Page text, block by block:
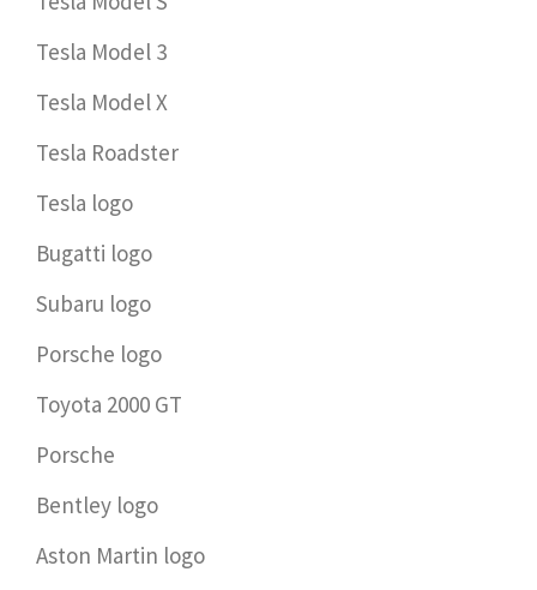
Tesla Model 3
Tesla Model X
Tesla Roadster
Tesla logo
Bugatti logo
Subaru logo
Porsche logo
Toyota 2000 GT
Porsche
Bentley logo
Aston Martin logo